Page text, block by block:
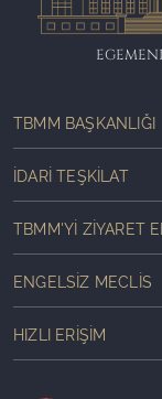
TBMM BAŞKANLIĞI
İDARI TEŞKILAT
TBMM'YI ZIYARET
ENGELSIZ MECLIS
HIZLI ERIŞIM